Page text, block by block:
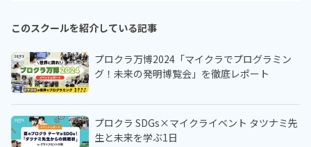
このスクールを紹介している記事
プロクラ万博2024「マイクラでプログラミン
グ！未来の発明博覧会」を徹底レポート
プロクラ SDGs×マイクライベント タツナミ先
生と未来を学ぶ1日